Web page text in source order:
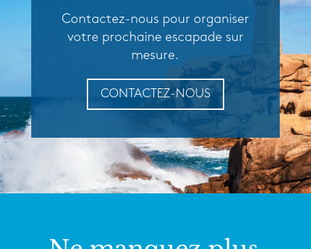
Contactez-nous pour organiser
votre prochaine escapade sur
mesure.
CONTACTEZ-NOUS